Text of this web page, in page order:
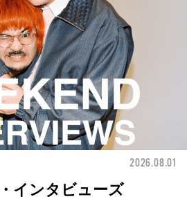
2026.08.01
インタビューズ